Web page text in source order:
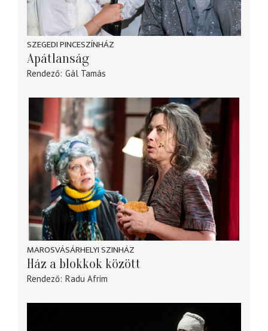
SZEGEDI PINCESZÍNHÁZ
Apátlanság
Rendező Gál Tamás
MAROSVÁSÁRHELYI SZINHÁZ
Ház a blokkok között
Rendező Radu Afrim